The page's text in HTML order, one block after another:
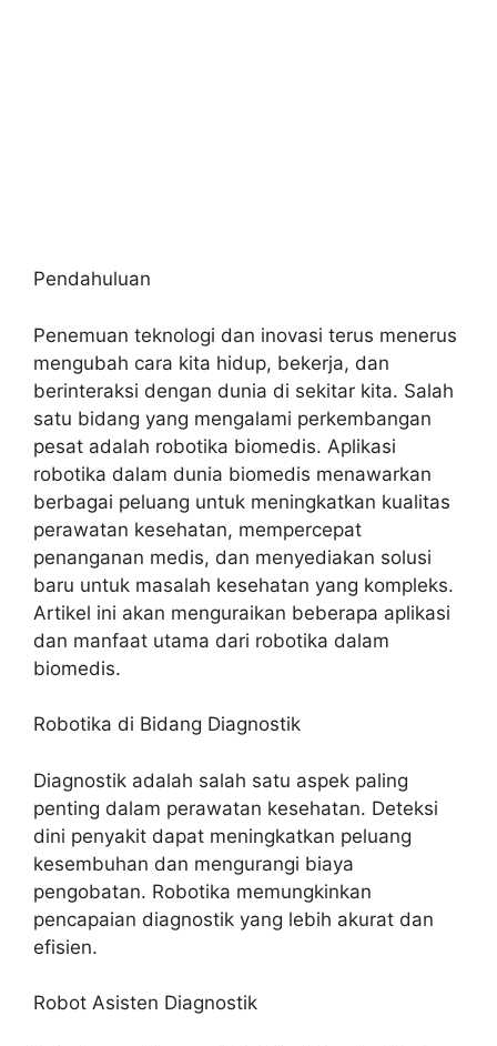
Pendahuluan
Penemuan teknologi dan inovasi terus menerus
mengubah cara kita hidup, bekerja, dan
berinteraksi dengan dunia di sekitar kita. Salah
satu bidang yang mengalami perkembangan
pesat adalah robotika biomedis. Aplikasi
robotika dalam dunia biomedis menawarkan
berbagai peluang untuk meningkatkan kualitas
perawatan kesehatan, mempercepat
penanganan medis, dan menyediakan solusi
baru untuk masalah kesehatan yang kompleks.
Artikel ini akan menguraikan beberapa aplikasi
dan manfaat utama dari robotika dalam
biomedis.
Robotika di Bidang Diagnostik
Diagnostik adalah salah satu aspek paling
penting dalam perawatan kesehatan. Deteksi
dini penyakit dapat meningkatkan peluang
kesembuhan dan mengurangi biaya
pengobatan. Robotika memungkinkan
pencapaian diagnostik yang lebih akurat dan
efisien.
Robot Asisten Diagnostik